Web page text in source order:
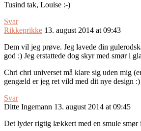
Tusind tak, Louise :-)
Svar
Rikkeprikke 13. august 2014 at 09:43
Dem vil jeg prøve. Jeg lavede din
god :) Jeg erstattede dog skyr med smør i
Chri chri universet må klare sig uden mig
gengæld er jeg ret vild med dit nye design :)
Svar
Ditte Ingemann 13. august 2014 at 09:45
Det lyder rigtig lækkert med en smule smør